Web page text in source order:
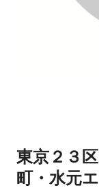
東京２３
町・水元